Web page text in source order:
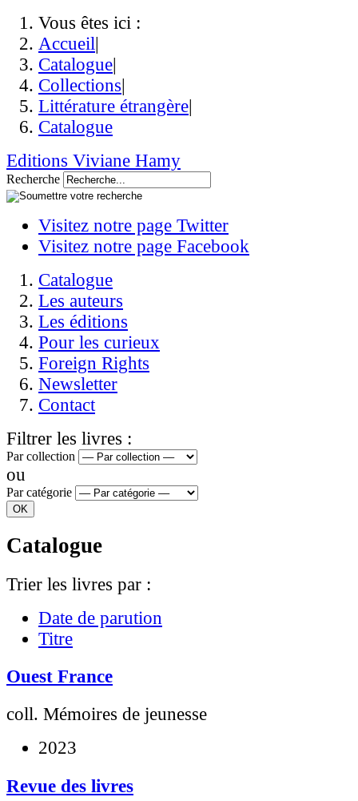
Vous êtes ici :
Accueil|
Catalogue|
Collections|
Littérature étrangère|
Catalogue
Editions Viviane Hamy
Recherche
Visitez notre page Twitter
Visitez notre page Facebook
Catalogue
Les auteurs
Les éditions
Pour les curieux
Foreign Rights
Newsletter
Contact
Filtrer les livres :
Par collection
ou
Par catégorie
Catalogue
Trier les livres par :
Date de parution
Titre
Ouest France
coll. Mémoires de jeunesse
2023
Revue des livres